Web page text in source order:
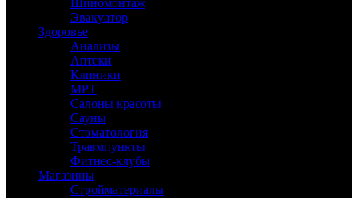
Шиномонтаж
Эвакуатор
Здоровье
Анализы
Аптеки
Клиники
МРТ
Салоны красоты
Сауны
Стоматология
Травмпункты
Фитнес-клубы
Магазины
Стройматериалы